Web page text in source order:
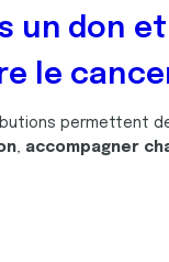
un don
le
permettent
, accompagner